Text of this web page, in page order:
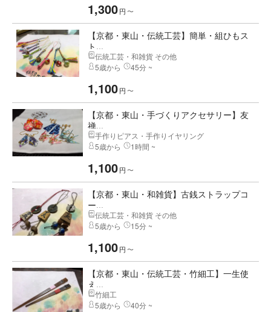
1,300円 〜
【京都・東山・伝統工芸】簡単・組ひもス
ト...
伝統工芸・和雑貨 その他
5歳から
45分 ~
1,100円 〜
【京都・東山・手づくりアクセサリー】友
禅...
手作りピアス・手作りイヤリング
5歳から
1時間 ~
1,100円 〜
【京都・東山・和雑貨】古銭ストラップコ
ー...
伝統工芸・和雑貨 その他
5歳から
15分 ~
1,100円 〜
【京都・東山・伝統工芸・竹細工】一生使
え...
竹細工
5歳から
40分 ~